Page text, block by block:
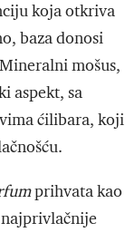
koja otkriva
baza donosi
mošus,
aspekt, sa
ćilibara, koji
prihvata kao